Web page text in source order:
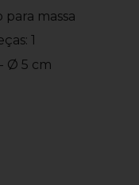
para massa
1
Ø 5 cm